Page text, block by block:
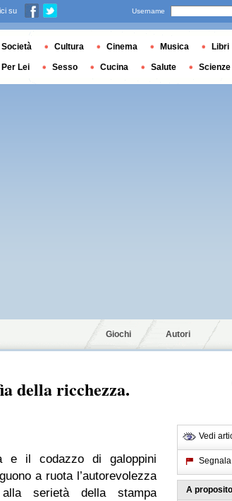
Giochi Autori
della ricchezza.
e il codazzo di galoppini
a ruota l’autorevolezza
serietà della stampa
Vedi
A
su Username
Società Cultura Cinema Musica Libri
Per Lei Sesso Cucina Salute Scienze